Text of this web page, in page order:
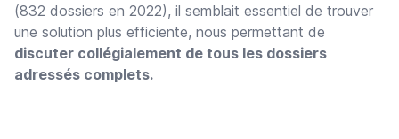
(832 dossiers en 2022), il semblait essentiel de trouver
une solution plus efficiente, nous permettant de
discuter collégialement de tous les dossiers
adressés complets.